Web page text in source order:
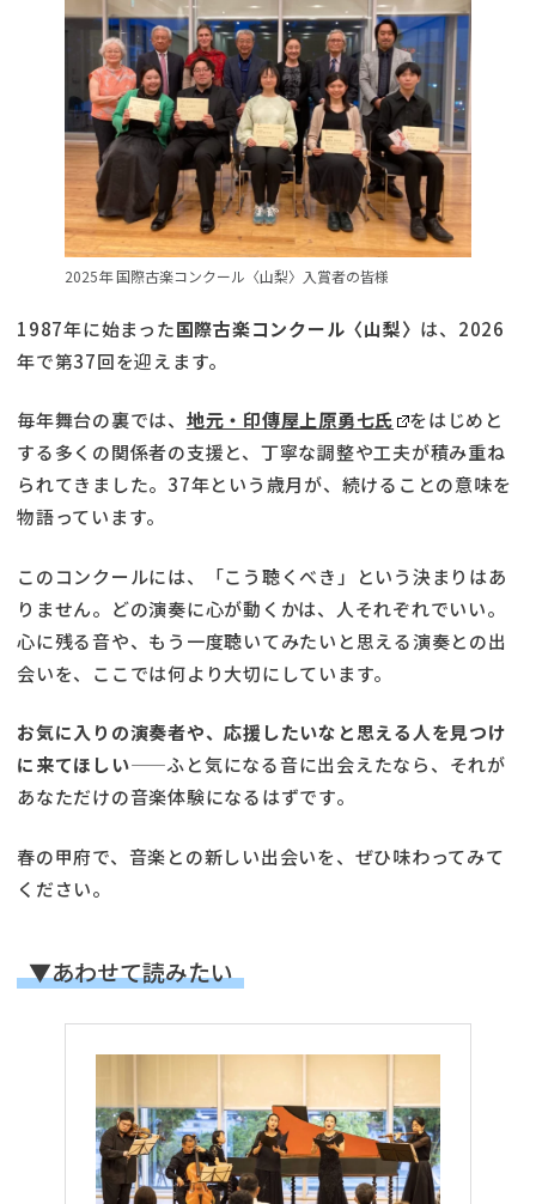
2025年 国際古楽コンクール〈山梨〉入賞者の皆様
1987年に始まった国際古楽コンクール〈山梨〉 は、2026
年で第37回を迎えます。
毎年舞台の裏では、 地元・印傳屋上原勇七氏
をはじめと
する多くの関係者の支援と、丁寧な調整や工夫が積み重ね
られてきました。37年という歳月が、続けることの意味を
物語っています。
このコンクールには、「こう聴くべき」という決まりはあ
りません。どの演奏に心が動くかは、人それぞれでいい。
心に残る音や、もう一度聴いてみたいと思える演奏との出
会いを、ここでは何より大切にしています。
お気に入りの演奏者や、応援したいなと思える人を見つけ
に来てほしい——ふと気になる音に出会えたなら、それが
あなただけの音楽体験になるはずです。
春の甲府で、音楽との新しい出会いを、ぜひ味わってみて
ください。
▼あわせて読みたい